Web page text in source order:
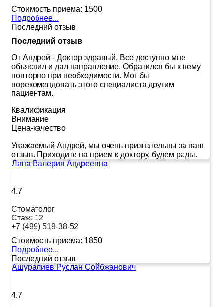
Стоимость приема: 1500
Подробнее...
Последний отзыв
Последний отзыв
От Андрей - Доктор здравый. Все доступно мне
объяснил и дал направление. Обратился бы к нему
повторно при необходимости. Мог бы
порекомендовать этого специалиста другим
пациентам.
Квалификация
Внимание
Цена-качество
Уважаемый Андрей, мы очень признательны за ваш
отзыв. Приходите на прием к доктору, будем рады.
Лапа Валерия Андреевна
4.7
Стоматолог
Стаж: 12
+7 (499) 519-38-52
Стоимость приема: 1850
Подробнее...
Последний отзыв
Ашуралиев Руслан Сойбжанович
4.7